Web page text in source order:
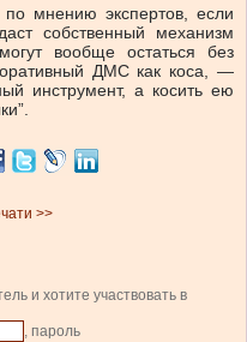
по мнению экспертов, если
собственный механизм
вообще остаться без
ДМС как коса, —
инструмент, а косить ею
>>
и хотите участвовать в
, пароль